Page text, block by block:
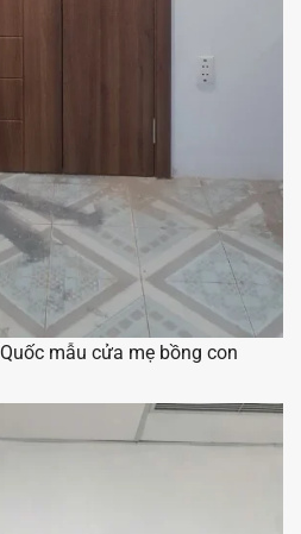
mẫu cửa mẹ bồng con